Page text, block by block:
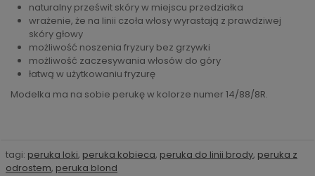
naturalny prześwit skóry w miejscu przedziałka
wrażenie, że na linii czoła włosy wyrastają z prawdziwej
skóry głowy
możliwość noszenia fryzury bez grzywki
możliwość zaczesywania włosów do góry
łatwą w użytkowaniu fryzurę
Modelka ma na sobie perukę w kolorze numer 14/88/8R.
tagi: peruka loki, peruka kobieca, peruka do linii brody, peruka z
odrostem, peruka blond